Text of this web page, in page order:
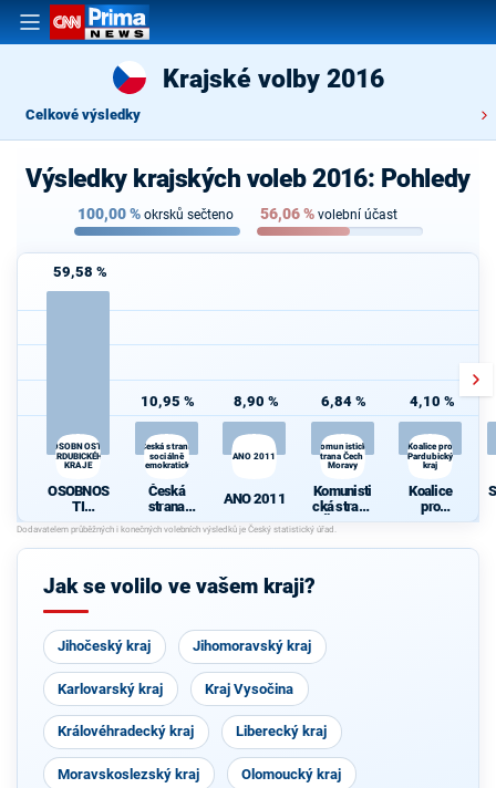
Krajské volby 2016
Celkové výsledky
Výsledky krajských voleb 2016: Pohledy
100,00% okrsků sečteno 56,06% volební účast
59,58 %
OSOBNOSTI
PARDUBICKÉHO
KRAJE
OSOBNOS
TI
PARDUBIC
KÉHO
KRAJE
10,95 %
Česká strana
sociálně
demokratická
Česká
strana
sociálně
demokrati
cká
8,90 %
ANO 2011
ANO 2011
6,84 %
Komunistická
strana Čech a
Moravy
Komunisti
cká strana
Čech a
Moravy
4,10 %
Koalice pro
Pardubický
kraj
Koalice
pro
Pardubick
Jak se volilo ve vašem kraji?
Jihočeský kraj Jihomoravský kraj
Karlovarský kraj Kraj Vysočina
Královéhradecký kraj Liberecký kraj
Moravskoslezský kraj Olomoucký kraj